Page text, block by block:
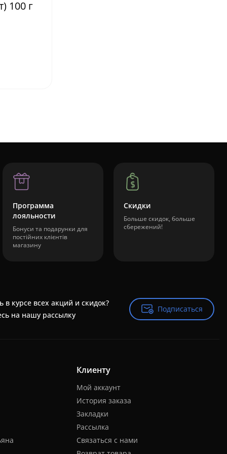
100 г
Программа
лояльности
Бонуси та подарунки для
постійних клієнтів
магазину
Скидки
Больше скидок, больше
сбережений!
в курсе всех акций и скидок?
на нашу рассылку
Подписаться
Подписаться
Клиенту
Мой аккаунт
История заказа
Закладки
Рассылка
Связаться с нами